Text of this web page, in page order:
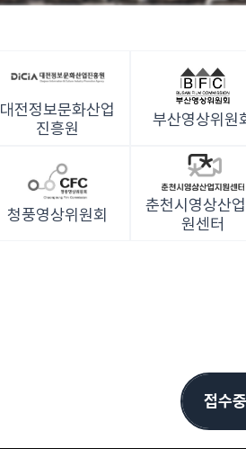
대전정보문화산업
진흥원
부산영상위원
청풍영상위원회
춘천시영상산
원센터
접수중